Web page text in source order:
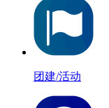
团建/活动